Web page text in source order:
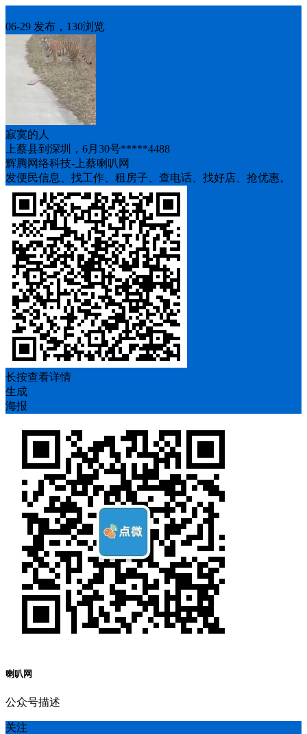
06-29 发布，130浏览
寂寞的人
上蔡县到深圳，6月30号*****4488
辉腾网络科技-上蔡喇叭网
发便民信息、找工作、租房子、查电话、找好店、抢优惠。
长按查看详情
生成
海报
喇叭网
公众号描述
关注